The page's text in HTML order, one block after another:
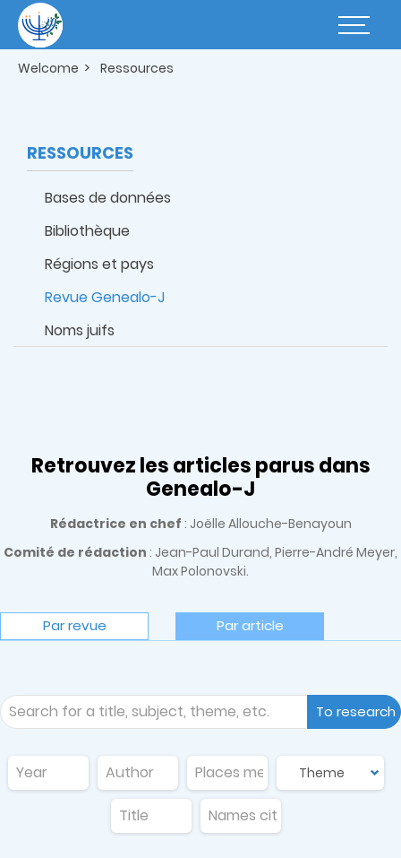
main
content
Basculer
Welcome Ressources
RESSOURCES
Bases de données
Bibliothèque
Régions et pays
Revue Genealo-J
Noms juifs
Retrouvez les articles parus dans
Genealo-J
Rédactrice en chef : Joëlle Allouche-Benayoun
Comité de rédaction : Jean-Paul Durand, Pierre-André Meyer,
Max Polonovski.
Par revue Par article
To research